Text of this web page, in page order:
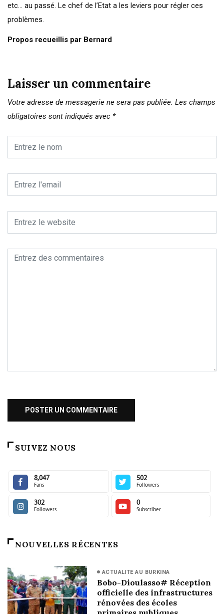
etc… au passé. Le chef de l’Etat a les leviers pour régler ces
problèmes.
Propos recueillis par Bernard
Laisser un commentaire
Votre adresse de messagerie ne sera pas publiée. Les champs
obligatoires sont indiqués avec *
SUIVEZ NOUS
8,047
Fans
502
Followers
302
Followers
0
Subscriber
NOUVELLES RÉCENTES
ACTUALITE AU BURKINA
Bobo-Dioulasso# Réception
officielle des infrastructures
rénovées des écoles